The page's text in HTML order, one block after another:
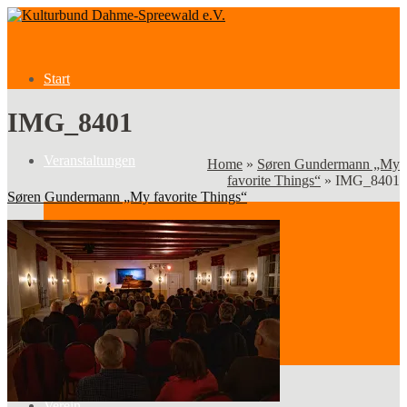
Start
Veranstaltungen
Veranstaltungen
Kategorien
IMG_8401
Home » Søren Gundermann „My
favorite Things“ » IMG_8401
Søren Gundermann „My favorite Things“